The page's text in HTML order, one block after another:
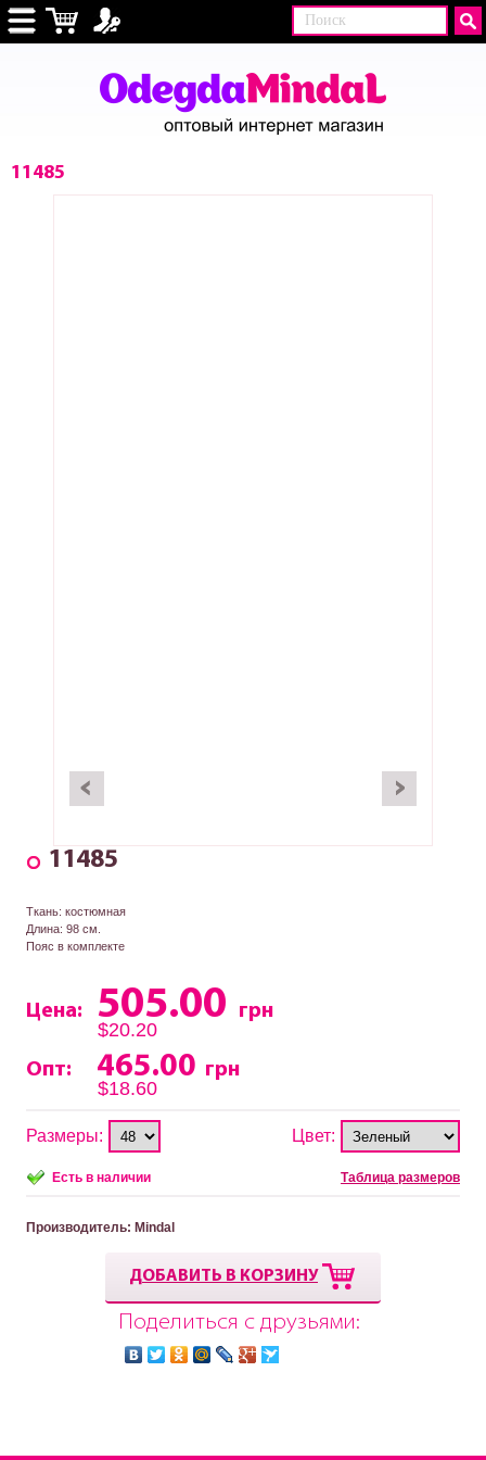
11485
11485
Ткань: костюмная
Длина: 98 см.
Пояс в комплекте
Цена: 505.00
грн
$20.20
Опт:
465.00 грн
$18.60
Размеры: Цвет:
Есть в наличии Таблица размеров
Производитель: Mindal
ДОБАВИТЬ В КОРЗИНУ
Поделиться с друзьями: